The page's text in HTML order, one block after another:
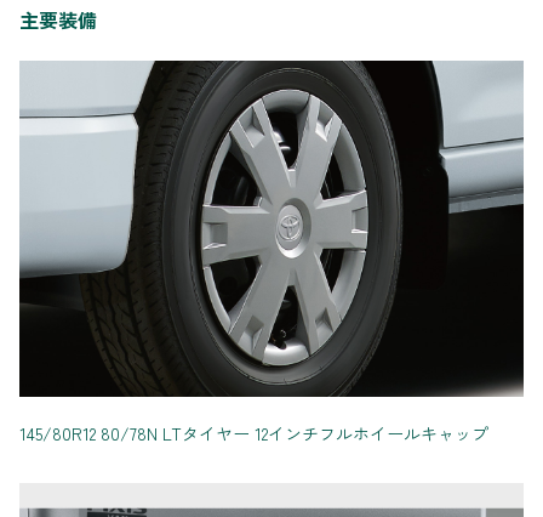
主要装備
145/80R12 80/78N LTタイヤー 12インチフルホイールキャップ